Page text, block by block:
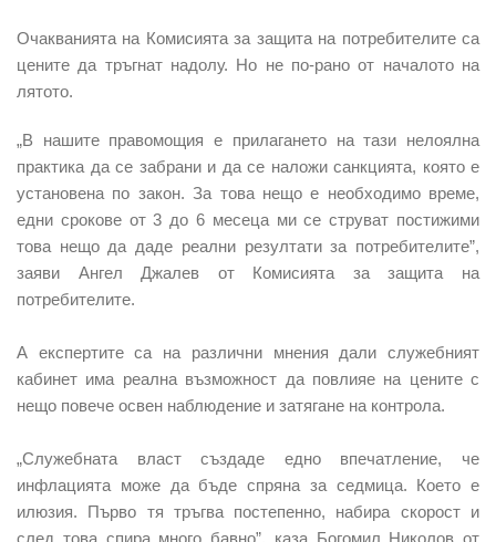
Очакванията на Комисията за защита на потребителите са
цените да тръгнат надолу. Но не по-рано от началото на
лятото.
„В нашите правомощия е прилагането на тази нелоялна
практика да се забрани и да се наложи санкцията, която е
установена по закон. За това нещо е необходимо време,
едни срокове от 3 до 6 месеца ми се струват постижими
това нещо да даде реални резултати за потребителите”,
заяви Ангел Джалев от Комисията за защита на
потребителите.
А експертите са на различни мнения дали служебният
кабинет има реална възможност да повлияе на цените с
нещо повече освен наблюдение и затягане на контрола.
„Служебната власт създаде едно впечатление, че
инфлацията може да бъде спряна за седмица. Което е
илюзия. Първо тя тръгва постепенно, набира скорост и
след това спира много бавно”, каза Богомил Николов от